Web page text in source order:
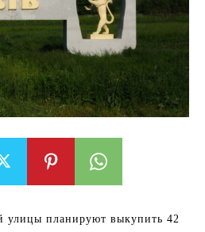
улицы планируют выкупить 42